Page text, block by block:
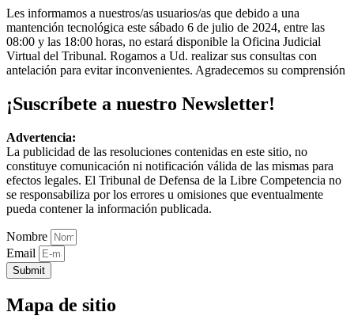
Les informamos a nuestros/as usuarios/as que debido a una
mantención tecnológica este sábado 6 de julio de 2024, entre las
08:00 y las 18:00 horas, no estará disponible la Oficina Judicial
Virtual del Tribunal. Rogamos a Ud. realizar sus consultas con
antelación para evitar inconvenientes. Agradecemos su comprensión
¡Suscríbete a nuestro Newsletter!
Advertencia:
La publicidad de las resoluciones contenidas en este sitio, no
constituye comunicación ni notificación válida de las mismas para
efectos legales. El Tribunal de Defensa de la Libre Competencia no
se responsabiliza por los errores u omisiones que eventualmente
pueda contener la información publicada.
Nombre
Email
Submit
Mapa de sitio